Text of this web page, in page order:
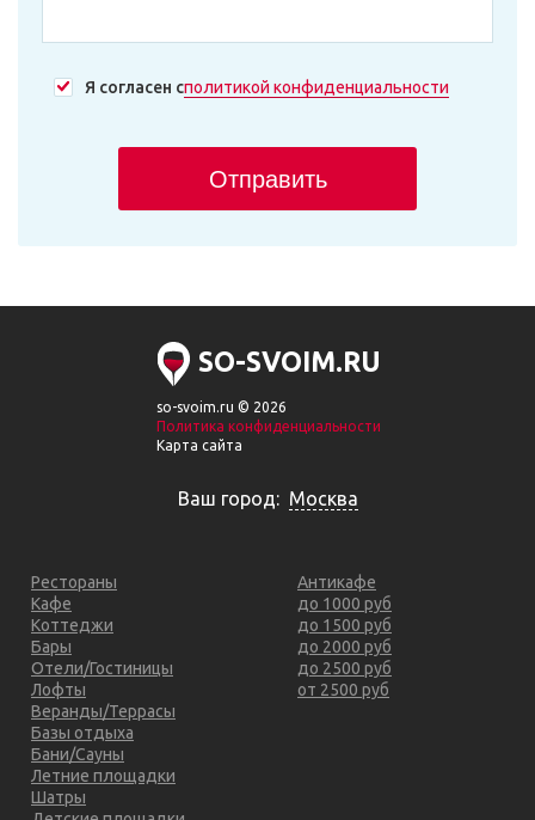
Я согласен сполитикой конфиденциальности
Отправить
SO-SVOIM.RU
so-svoim.ru © 2026
Политика конфиденциальности
Карта сайта
Ваш город: Москва
Рестораны
Кафе
Коттеджи
Бары
Отели/Гостиницы
Лофты
Веранды/Террасы
Базы отдыха
Бани/Сауны
Летние площадки
Шатры
Антикафе
до 1000 руб
до 1500 руб
до 2000 руб
до 2500 руб
от 2500 руб